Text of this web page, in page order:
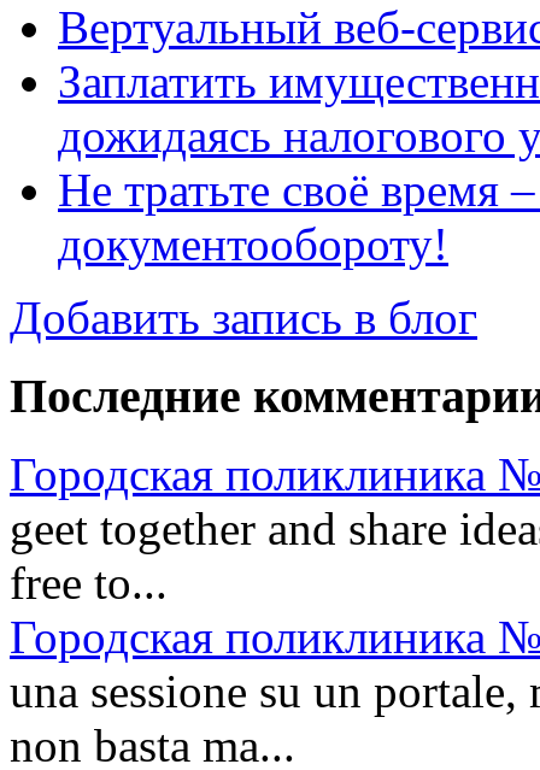
Вертуальный веб-
Заплатить
дожидаясь налогового
Не тратьте своё время
документообороту!
Добавить запись в блог
Последние
Городская поликлиника
geet together and share
free to...
Городская поликлиника
una sessione su un
non basta ma...